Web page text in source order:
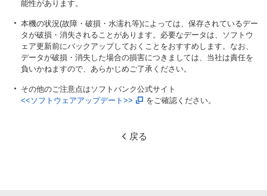
能性があります。
本機の状況(故障・破損・水濡れ等)によっては、保存されているデー
タが破損・消失されることがあります。必要なデータは、ソフトウ
ェア更新前にバックアップしておくことをおすすめします。なお、
データが破損・消失した場合の損害につきましては、当社は責任を
負いかねますので、あらかじめご了承ください。
その他のご注意点はソフトバンク公式サイト
<<ソフトウェアアップデート>>
をご確認ください。
戻る